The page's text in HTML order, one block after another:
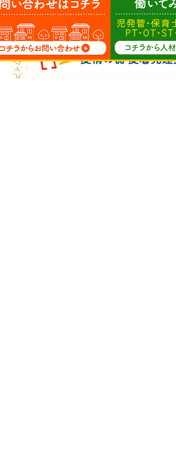
Copyright © ウィズ・ユー All Rights Reserved.